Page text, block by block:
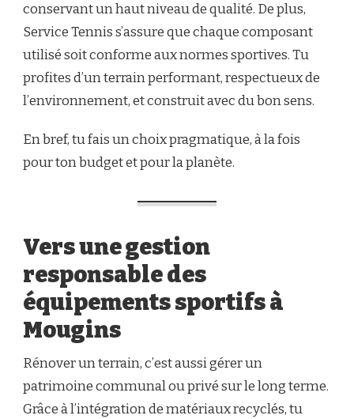
conservant un haut niveau de qualité. De plus,
Service Tennis s’assure que chaque composant
utilisé soit conforme aux normes sportives. Tu
profites d’un terrain performant, respectueux de
l’environnement, et construit avec du bon sens.
En bref, tu fais un choix pragmatique, à la fois
pour ton budget et pour la planète.
Vers une gestion
responsable des
équipements sportifs à
Mougins
Rénover un terrain, c’est aussi gérer un
patrimoine communal ou privé sur le long terme.
Grâce à l’intégration de matériaux recyclés, tu